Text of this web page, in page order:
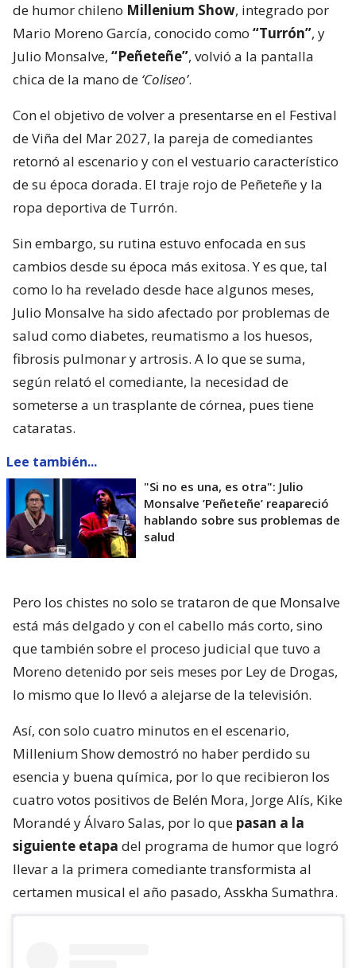
de humor chileno Millenium Show, integrado por
Mario Moreno García, conocido como “Turrón”, y
Julio Monsalve, “Peñeteñe”, volvió a la pantalla
chica de la mano de ‘Coliseo’.
Con el objetivo de volver a presentarse en el Festival
de Viña del Mar 2027, la pareja de comediantes
retornó al escenario y con el vestuario característico
de su época dorada. El traje rojo de Peñeteñe y la
ropa deportiva de Turrón.
Sin embargo, su rutina estuvo enfocada en sus
cambios desde su época más exitosa. Y es que, tal
como lo ha revelado desde hace algunos meses,
Julio Monsalve ha sido afectado por problemas de
salud como diabetes, reumatismo a los huesos,
fibrosis pulmonar y artrosis. A lo que se suma,
según relató el comediante, la necesidad de
someterse a un trasplante de córnea, pues tiene
cataratas.
Lee también...
"Si no es una, es otra": Julio
Monsalve ’Peñeteñe’ reapareció
hablando sobre sus problemas de
salud
Pero los chistes no solo se trataron de que Monsalve
está más delgado y con el cabello más corto, sino
que también sobre el proceso judicial que tuvo a
Moreno detenido por seis meses por Ley de Drogas,
lo mismo que lo llevó a alejarse de la televisión.
Así, con solo cuatro minutos en el escenario,
Millenium Show demostró no haber perdido su
esencia y buena química, por lo que recibieron los
cuatro votos positivos de Belén Mora, Jorge Alís, Kike
Morandé y Álvaro Salas, por lo que pasan a la
siguiente etapa del programa de humor que logró
llevar a la primera comediante transformista al
certamen musical el año pasado, Asskha Sumathra.